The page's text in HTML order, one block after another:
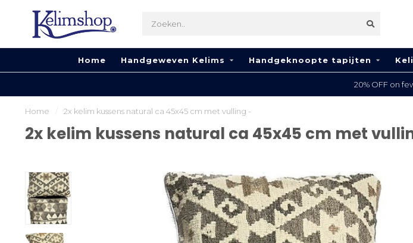
Home Handgeweven Kelims Handgeknoopte tapijten
20% OFF on few
Home 2x kelim kussens natural ca 45x45 cm met vulling -
2x kelim kussens natural ca 45x45 cm met